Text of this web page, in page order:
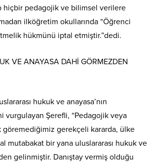
hiçbir pedagojik ve bilimsel verilere
ilköğretim okullarında “Öğrenci
hükmünü iptal etmiştir.”dedi.
VE ANAYASA DAHİ GÖRMEZDEN
hukuk ve anayasa’nın
vurgulayan Şerefli, “Pedagojik veya
göremediğimiz gerekçeli kararda, ülke
mutabakat bir yana uluslararası hukuk ve
gelinmiştir. Danıştay vermiş olduğu